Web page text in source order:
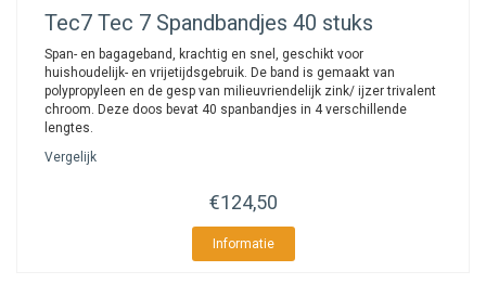
Tec7 Tec 7 Spandbandjes 40 stuks
Span- en bagageband, krachtig en snel, geschikt voor
huishoudelijk- en vrijetijdsgebruik. De band is gemaakt van
polypropyleen en de gesp van milieuvriendelijk zink/ ijzer trivalent
chroom. Deze doos bevat 40 spanbandjes in 4 verschillende
lengtes.
Vergelijk
€124,50
Informatie